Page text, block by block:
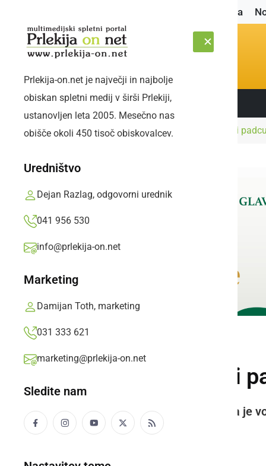
Naslovnica
ČETRTEK, 6. AVGUST 2026 Sledite nam:
Prlekija-on.net je največji in najbolje
obiskan spletni medij v širši Prlekiji,
ustanovljen leta 2005. Mesečno nas
obišče okoli 450 tisoč obiskovalcev.
Uredništvo
Dejan Razlag, odgovorni urednik
041 956 530
info@prlekija-on.net
Marketing
Damijan Toth, marketing
031 333 621
marketing@prlekija-on.net
Sledite nam
Naslovnica Črna kronikaMotorist se je pri
Motorist se je pri
Policisti so na kraju ugotovili, da je
izven vozišča na njivo ter padel.